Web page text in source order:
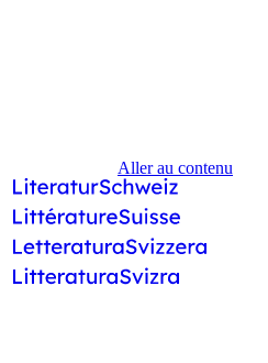
Aller au contenu